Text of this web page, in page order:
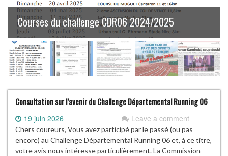
Le calendrier de la CDR06 sur votre téléphone
Consultation sur l’avenir du Challenge Départemental Running 06
19 juin 2026 Leave a comment
Chers coureurs, Vous avez participé par le passé (ou pas
encore) au Challenge Départemental Running 06 et, à ce titre,
votre avis nous intéresse particulièrement. La Commission